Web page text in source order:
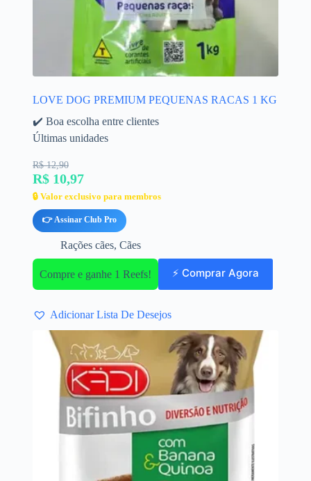
LOVE DOG PREMIUM PEQUENAS RACAS 1 KG
✔️ Boa escolha entre clientes
Últimas unidades
R$ 12,90
R$ 10,97
🔒 Valor exclusivo para membros
👉 Assinar Club Pro
Rações cães, Cães
Compre e ganhe 1 Reefs! ⚡ Comprar Agora
Adicionar Lista De Desejos